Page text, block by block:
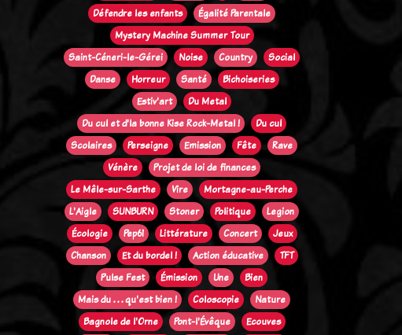
Défendre les enfants
Égalité Parentale
Mystery Machine Summer Tour
Saint-Céneri-le-Gérei
Noise Country
Social
Danse
Horreur Santé
Bichoiseries
Estiv'art
Du Metal
Du cul et d'la bonne Kise Rock-Metal !
Du cul
Scolaires
Perseigne Emission Fête
Rave
Vénère
Projet de loi de finances
Le Mêle-sur-Sarthe
Vire
Mortagne-au-Perche
L'Aigle
SUNBURN Stoner Politique
Legion
Écologie
Pep61 Littérature Concert
Jeux
Chanson
Et du bordel ! Action éducative
TFT
Pulse Fest
Émission Une
Bien
Mais du . . . qu'est bien !
Coloscopie
Nature
Bagnole de l'Orne
Pont-l'Évêque
Ecouves